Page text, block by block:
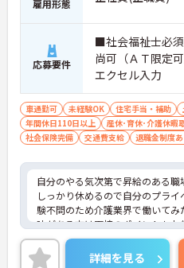
雇用形態
応募要件
■社会福祉士必
尚可（ＡＴ限定
エクセル入力
車通勤可 未経験OK 住宅手当・補助
年間休日110日以上
産休･育休･介護休暇
社会保険完備
交通費支給 退職金制度あ
自分のやる気次第で昇給のある職
しっかり休めるので自分のプラ
験不問のため介護業界で働いてみ
味がある方は面接のポイントもお
非ご応募ください！
詳細を見る